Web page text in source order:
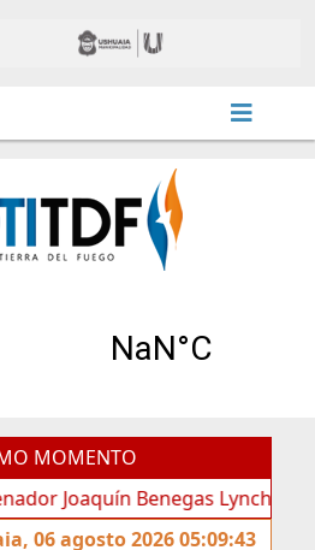
MOMENTO
Benegas Lynch por
06 agosto 2026 05:09:43